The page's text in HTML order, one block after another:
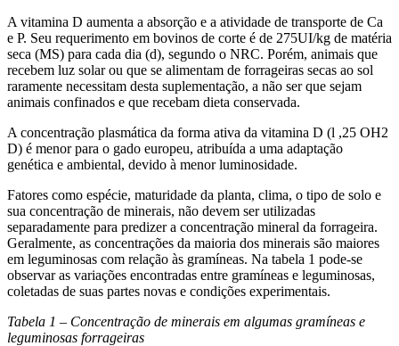
A vitamina D aumenta a absorção e a atividade de transporte de Ca
e P. Seu requerimento em bovinos de corte é de 275UI/kg de matéria
seca (MS) para cada dia (d), segundo o NRC. Porém, animais que
recebem luz solar ou que se alimentam de forrageiras secas ao sol
raramente necessitam desta suplementação, a não ser que sejam
animais confinados e que recebam dieta conservada.
A concentração plasmática da forma ativa da vitamina D (l ,25 OH2
D) é menor para o gado europeu, atribuída a uma adaptação
genética e ambiental, devido à menor luminosidade.
Fatores como espécie, maturidade da planta, clima, o tipo de solo e
sua concentração de minerais, não devem ser utilizadas
separadamente para predizer a concentração mineral da forrageira.
Geralmente, as concentrações da maioria dos minerais são maiores
em leguminosas com relação às gramíneas. Na tabela 1 pode-se
observar as variações encontradas entre gramíneas e leguminosas,
coletadas de suas partes novas e condições experimentais.
Tabela 1 – Concentração de minerais em algumas gramíneas e
leguminosas forrageiras